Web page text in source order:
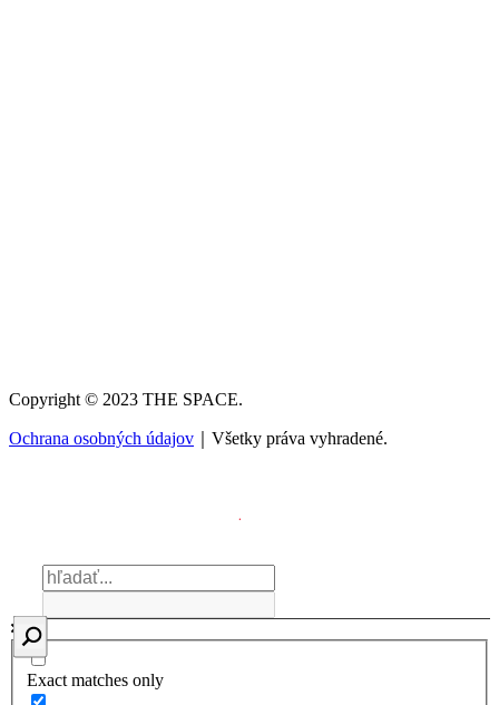
Copyright © 2023 THE SPACE.
Ochrana osobných údajov ｜Všetky práva vyhradené.
Exact matches only